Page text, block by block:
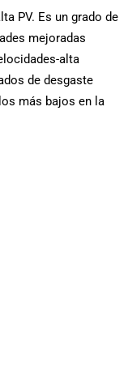
PV. Es un grado de
mejoradas
alta
de desgaste
más bajos en la